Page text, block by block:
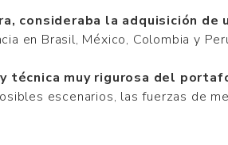
consideraba la adquisición de
en Brasil, México, Colombia y
técnica muy rigurosa del
escenarios, las fuerzas de